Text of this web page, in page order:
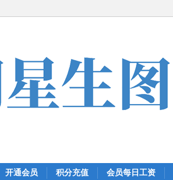
开通会员 积分充值 会员每日工资